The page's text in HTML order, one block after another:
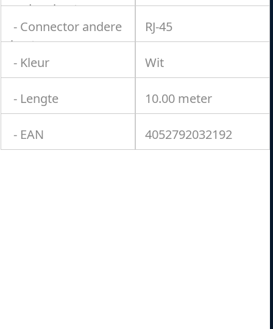
andere kant
- Connector andere
kant
RJ-45
- Kleur Wit
- Lengte 10.00 meter
- EAN 4052792032192